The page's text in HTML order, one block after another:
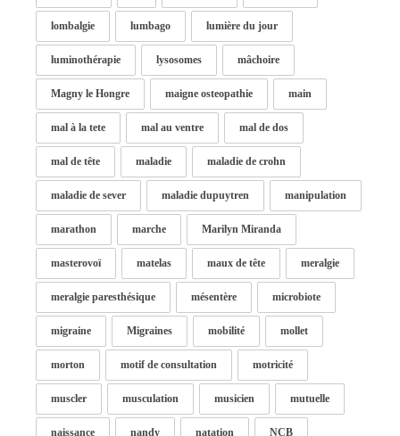
lombalgie lumbago lumière du jour
luminothérapie lysosomes mâchoire
Magny le Hongre maigne osteopathie main
mal à la tete mal au ventre mal de dos
mal de tête maladie maladie de crohn
maladie de sever maladie dupuytren manipulation
marathon marche Marilyn Miranda
masterovoï matelas maux de tête meralgie
meralgie paresthésique mésentère microbiote
migraine Migraines mobilité mollet
morton motif de consultation motricité
muscler musculation musicien mutuelle
naissance nandy natation NCB